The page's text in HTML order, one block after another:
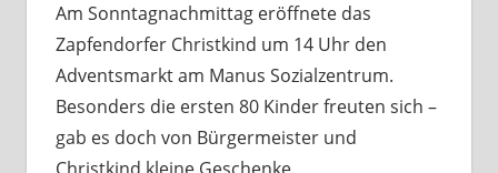
Am Sonntagnachmittag eröffnete das
Zapfendorfer Christkind um 14 Uhr den
Adventsmarkt am Manus Sozialzentrum.
Besonders die ersten 80 Kinder freuten sich –
gab es doch von Bürgermeister und